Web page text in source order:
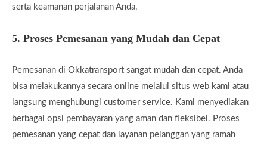
serta keamanan perjalanan Anda.
5. Proses Pemesanan yang Mudah dan Cepat
Pemesanan di Okkatransport sangat mudah dan cepat. Anda
bisa melakukannya secara online melalui situs web kami atau
langsung menghubungi customer service. Kami menyediakan
berbagai opsi pembayaran yang aman dan fleksibel. Proses
pemesanan yang cepat dan layanan pelanggan yang ramah